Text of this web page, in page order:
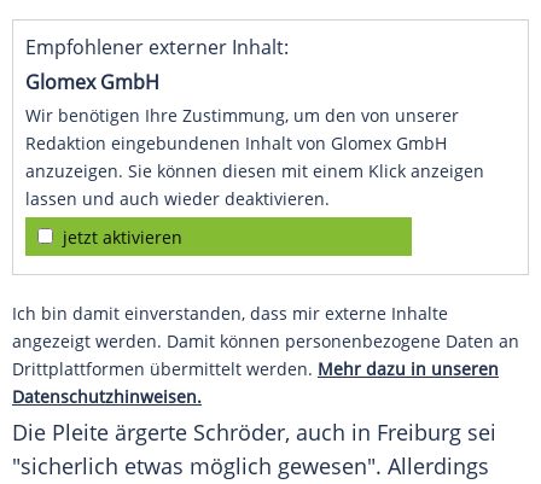
Empfohlener externer Inhalt:
Glomex GmbH
Wir benötigen Ihre Zustimmung, um den von unserer
Redaktion eingebundenen Inhalt von Glomex GmbH
anzuzeigen. Sie können diesen mit einem Klick anzeigen
lassen und auch wieder deaktivieren.
jetzt aktivieren
Ich bin damit einverstanden, dass mir externe Inhalte
angezeigt werden. Damit können personenbezogene Daten an
Drittplattformen übermittelt werden. Mehr dazu in unseren
Datenschutzhinweisen.
Die Pleite ärgerte Schröder, auch in Freiburg sei
"sicherlich etwas möglich gewesen". Allerdings